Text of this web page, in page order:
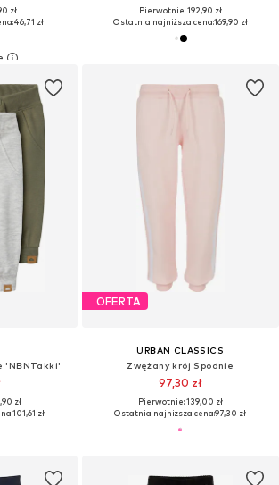
zł
46,71 zł
Pierwotnie: 192,90 zł
Ostatnia najniższa cena:169,90 zł
'NBNTakki'
zł
101,61 zł
OFERTA
URBAN CLASSICS
Zwężany krój Spodnie
97,30 zł
Pierwotnie: 139,00 zł
Ostatnia najniższa cena:97,30 zł